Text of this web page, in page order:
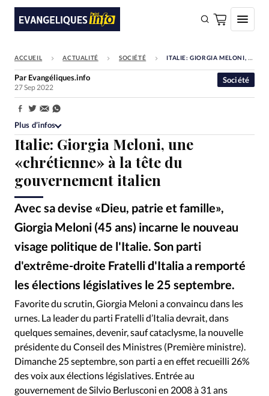
FAIRE UN DON
Faire un don
Eglises
Société
Monde
Bible
Toute l'actualité
Se connecter
Devise:CHF
RUBRIQUES
Toute l'actualité Bible Culture
Economie
Eglises
Histoire Laicité
Liberté religieuse
Mission
Monde People Politique
Religions
Société
ACCUEIL ACTUALITÉ SOCIÉTÉ ITALIE: GIORGIA MELONI, UNE «CHRÉTIENNE» À LA TÊTE DU GOUVERNEMENT ITALIEN
Italie: Giorgia Meloni, une
«chrétienne» à la tête du
gouvernement italien
Avec sa devise «Dieu, patrie et famille»,
Giorgia Meloni (45 ans) incarne le nouveau
visage politique de l'Italie. Son parti
d'extrême-droite Fratelli d'Italia a remporté
les élections législatives le 25 septembre.
Société
Par Evangéliques.info
27 Sep 2022
Partager:
Plus d’infos
© Giorgia Meloni/Twitter - Giorgia Meloni se décrit comme chrétienne, conservatrice et attachée aux valeurs de la famille
Favorite du scrutin, Giorgia Meloni a convaincu dans les
urnes. La leader du parti Fratelli d’Italia devrait, dans
quelques semaines, devenir, sauf cataclysme, la nouvelle
présidente du Conseil des Ministres (Première ministre).
Dimanche 25 septembre, son parti a en effet recueilli 26%
des voix aux élections législatives. Entrée au
gouvernement de Silvio Berlusconi en 2008 à 31 ans